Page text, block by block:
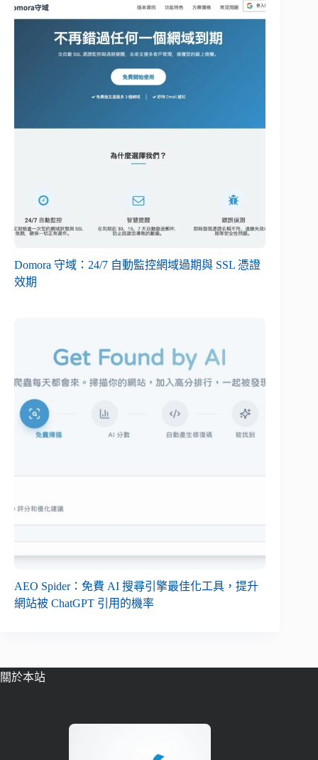
Domora 守域：24/7 自動監控網域過期與 SSL 憑證
效期
AEO Spider：免費 AI 搜尋引擎最佳化工具，提升
網站被 ChatGPT 引用的機率
關於本站